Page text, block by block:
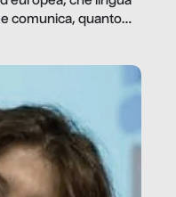
comunica, quanto